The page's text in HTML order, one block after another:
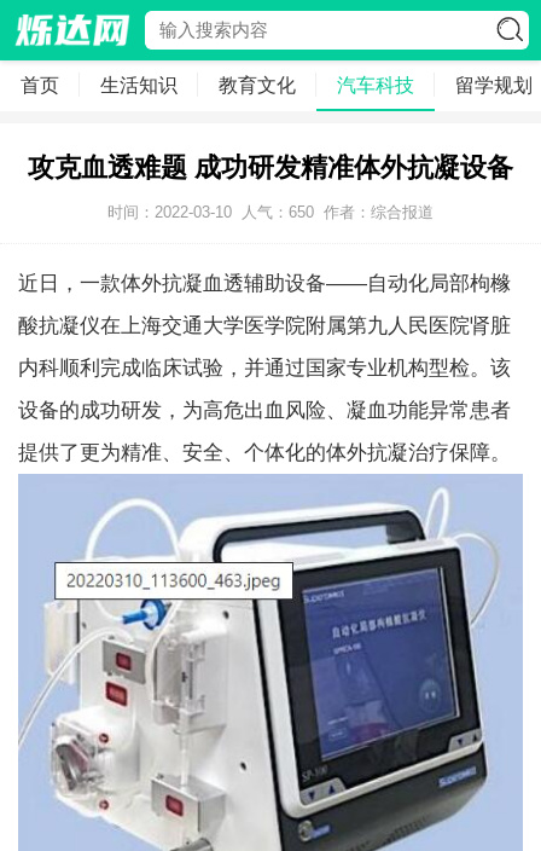
首页 生活知识 教育文化 汽车科技 留学规划
攻克血透难题 成功研发精准体外抗凝设备
时间：2022-03-10 人气： 650 作者：综合报道
近日，一款体外抗凝血透辅助设备——自动化局部枸橼
酸抗凝仪在上海交通大学医学院附属第九人民医院肾脏
内科顺利完成临床试验，并通过国家专业机构型检。该
设备的成功研发，为高危出血风险、凝血功能异常患者
提供了更为精准、安全、个体化的体外抗凝治疗保障。